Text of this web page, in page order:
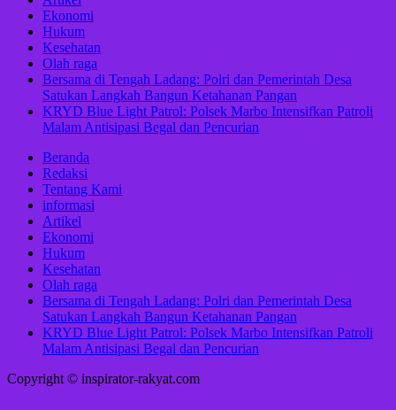
Ekonomi
Hukum
Kesehatan
Olah raga
Bersama di Tengah Ladang: Polri dan Pemerintah Desa
Satukan Langkah Bangun Ketahanan Pangan
KRYD Blue Light Patrol: Polsek Marbo Intensifkan Patroli
Malam Antisipasi Begal dan Pencurian
Beranda
Redaksi
Tentang Kami
informasi
Artikel
Ekonomi
Hukum
Kesehatan
Olah raga
Bersama di Tengah Ladang: Polri dan Pemerintah Desa
Satukan Langkah Bangun Ketahanan Pangan
KRYD Blue Light Patrol: Polsek Marbo Intensifkan Patroli
Malam Antisipasi Begal dan Pencurian
Copyright © inspirator-rakyat.com